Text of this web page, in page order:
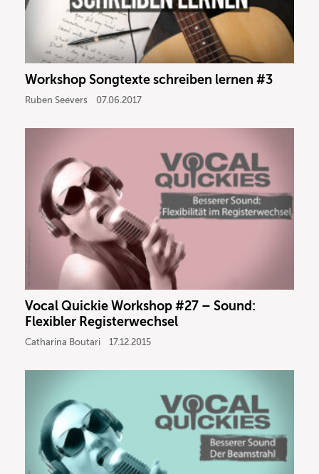
Workshop Songtexte schreiben lernen #3
Ruben Seevers 07.06.2017
Vocal Quickie Workshop #27 – Sound:
Flexibler Registerwechsel
Catharina Boutari 17.12.2015